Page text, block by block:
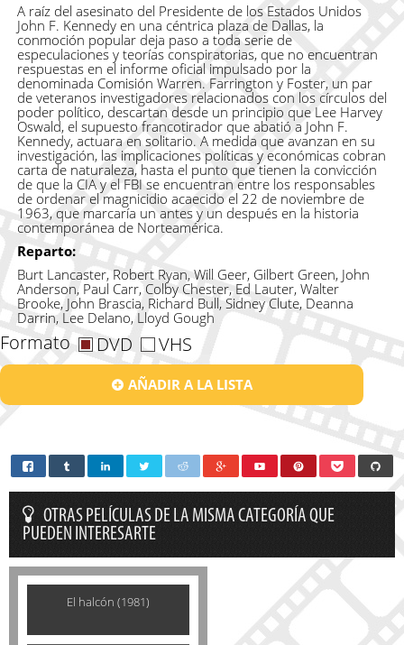
A raíz del asesinato del Presidente de los Estados Unidos
John F. Kennedy en una céntrica plaza de Dallas, la
conmoción popular deja paso a toda serie de
especulaciones y teorías conspiratorias, que no encuentran
respuestas en el informe oficial impulsado por la
denominada Comisión Warren. Farrington y Foster, un par
de veteranos investigadores relacionados con los círculos del
poder político, descartan desde un principio que Lee Harvey
Oswald, el supuesto francotirador que abatió a John F.
Kennedy, actuara en solitario. A medida que avanzan en su
investigación, las implicaciones políticas y económicas cobran
carta de naturaleza, hasta el punto que tienen la convicción
de que la CIA y el FBI se encuentran entre los responsables
de ordenar el magnicidio acaecido el 22 de noviembre de
1963, que marcaría un antes y un después en la historia
contemporánea de Norteamérica.
Reparto:
Burt Lancaster, Robert Ryan, Will Geer, Gilbert Green, John
Anderson, Paul Carr, Colby Chester, Ed Lauter, Walter
Brooke, John Brascia, Richard Bull, Sidney Clute, Deanna
Darrin, Lee Delano, Lloyd Gough
Formato DVD VHS
AÑADIR A LA LISTA
OTRAS PELÍCULAS DE LA MISMA CATEGORÍA QUE
PUEDEN INTERESARTE
El halcón (1981)